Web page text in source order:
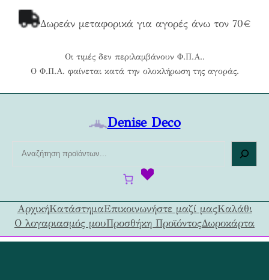
Δωρεάν μεταφορικά για αγορές άνω τον 70€
Οι τιμές δεν περιλαμβάνουν Φ.Π.Α..
Ο Φ.Π.Α. φαίνεται κατά την ολοκλήρωση της αγοράς.
Denise Deco
ή
τ
η
ΑρχικήΚατάστημαΕπικοινωνήστε μαζί μαςΚαλάθι
Ο λογαριασμός μουΠροσθήκη ΠροϊόντοςΔωροκάρτα